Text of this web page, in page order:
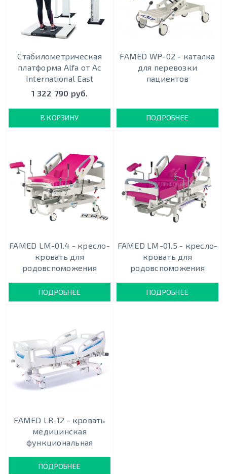
Стабилометрическая
платформа Alfa от Ac
International East
1 322 790 руб.
В КОРЗИНУ
FAMED WP-02 - каталка
для перевозки
пациентов
ПОДРОБНЕЕ
FAMED LM-01.4 - кресло-
кровать для
родовспоможения
ПОДРОБНЕЕ
FAMED LM-01.5 - кресло-
кровать для
родовспоможения
ПОДРОБНЕЕ
FAMED LR-12 - кровать
медицинская
функциональная
ПОДРОБНЕЕ